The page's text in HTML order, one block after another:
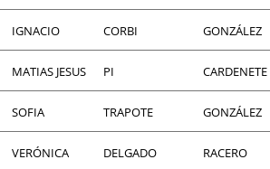
IGNACIO CORBI GONZÁLEZ
MATIAS JESUS PI CARDENETE
SOFIA TRAPOTE GONZÁLEZ
VERÓNICA DELGADO RACERO